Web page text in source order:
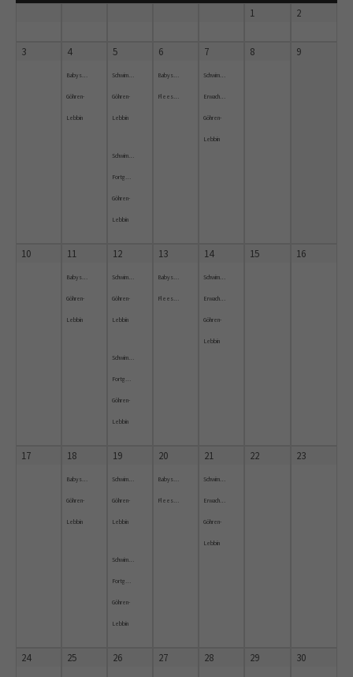
1 2
3 4
Babyschwimmen
Göhren-
Lebbin
5
Schwimmkurs
Göhren-
Lebbin
Schwimmkurs
Fortgeschrittene
Göhren-
Lebbin
6
Babyschwimmkurs
Fleesensee
7
Schwimmkurs
Erwachsene
Göhren-
Lebbin
8 9
10 11
Babyschwimmen
Göhren-
Lebbin
12
Schwimmkurs
Göhren-
Lebbin
Schwimmkurs
Fortgeschrittene
Göhren-
Lebbin
13
Babyschwimmkurs
Fleesensee
14
Schwimmkurs
Erwachsene
Göhren-
Lebbin
15 16
17 18
Babyschwimmen
Göhren-
Lebbin
19
Schwimmkurs
Göhren-
Lebbin
Schwimmkurs
Fortgeschrittene
Göhren-
Lebbin
20
Babyschwimmkurs
Fleesensee
21
Schwimmkurs
Erwachsene
Göhren-
Lebbin
22 23
24 25 26 27 28 29 30